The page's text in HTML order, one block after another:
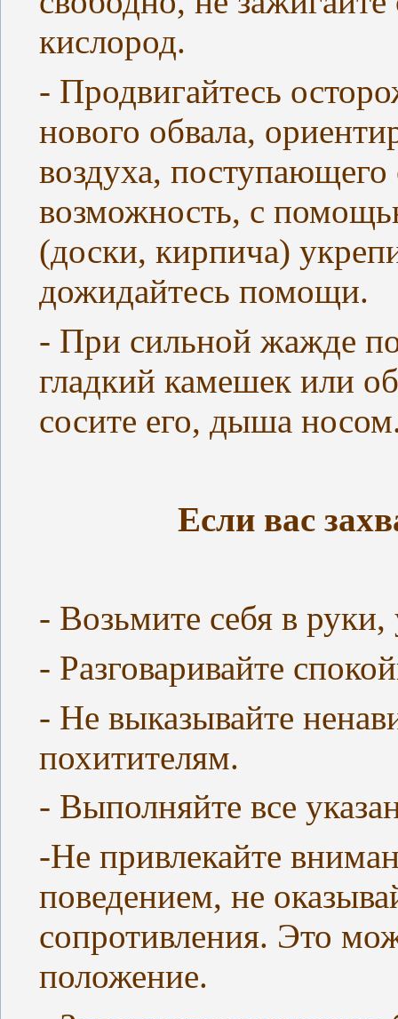
кислород.
- Продвигайтесь
нового обвала,
воздуха,
возможность, с
(доски, кирпича)
дожидайтесь помощи.
- При сильной жажде
гладкий камешек или
сосите его, дыша
Если вас
- Возьмите себя в
- Разговаривайте
- Не выказывайте
похитителям.
- Выполняйте все
-Не привлекайте
поведением, не
сопротивления. Это
положение.